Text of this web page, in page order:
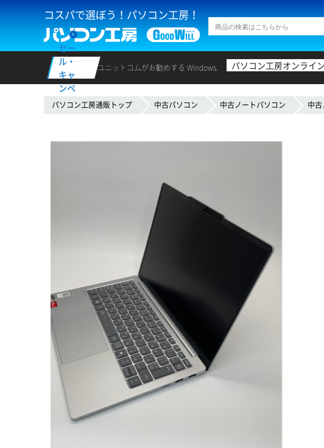
コスパで選ぼう！パソコン工房！
セー
ル・
キャ
ンペ
ーン
ユニットコムがお勧めする Windows. パソコン工房オンライ
パソコン工房通販トップ 中古パソコン 中古ノートパソコン 中